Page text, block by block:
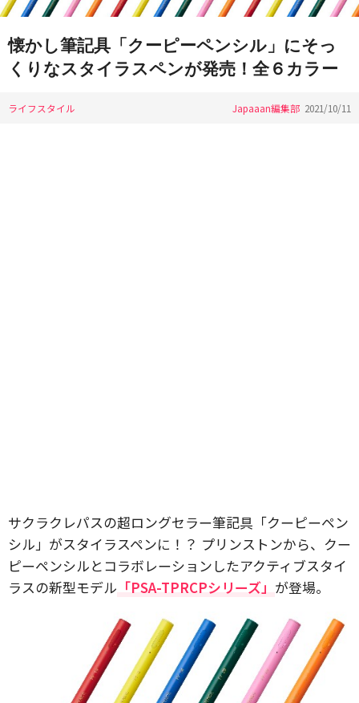
懐かし筆記具「クーピーペンシル」にそっ
くりなスタイラスペンが発売！全６カラー
ライフスタイル Japaaan編集部 2021/10/11
サクラクレパスの超ロングセラー筆記具「クーピーペン
シル」がスタイラスペンに！？ プリンストンから、クー
ピーペンシルとコラボレーションしたアクティブスタイ
ラスの新型モデル 「PSA-TPRCPシリーズ」 が登場。